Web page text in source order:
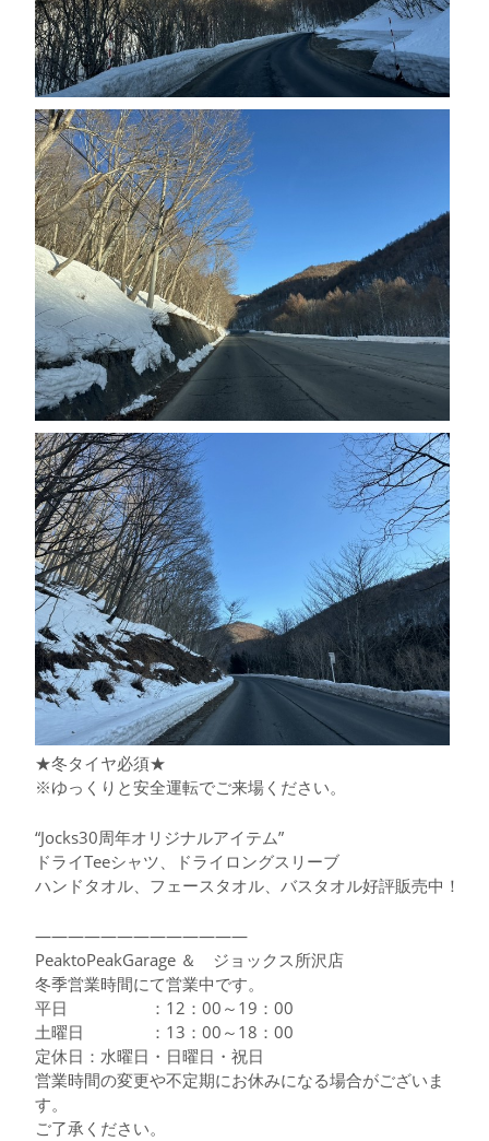
★冬タイヤ必須★
※ゆっくりと安全運転でご来場ください。
“Jocks30周年オリジナルアイテム”
ドライTeeシャツ、ドライロングスリーブ
ハンドタオル、フェースタオル、バスタオル好評販売中！
—————————————
PeaktoPeakGarage ＆ ジョックス所沢店
冬季営業時間にて営業中です。
平日 ：12：00～19：00
土曜日 ：13：00～18：00
定休日：水曜日・日曜日・祝日
営業時間の変更や不定期にお休みになる場合がございま
す。
ご了承ください。